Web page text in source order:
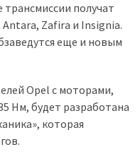
получат
Antara, Zafira и Insignia.
еще и новым
Opel с моторами,
Нм, будет разработана
которая